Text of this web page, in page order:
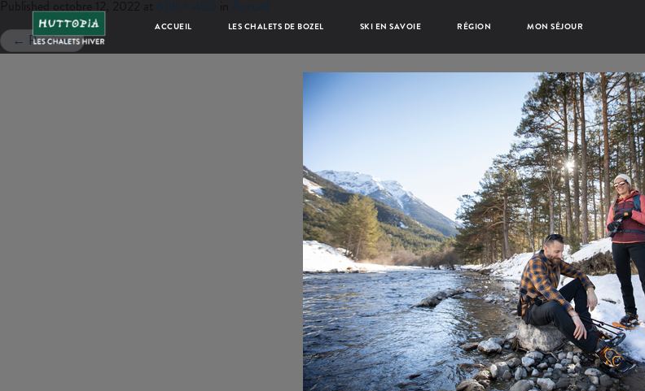
ACCUEIL LES CHALETS DE BOZEL SKI EN SAVOIE RÉGION MON SÉJOUR
Publishedoctobre 12, 2022
← Previous